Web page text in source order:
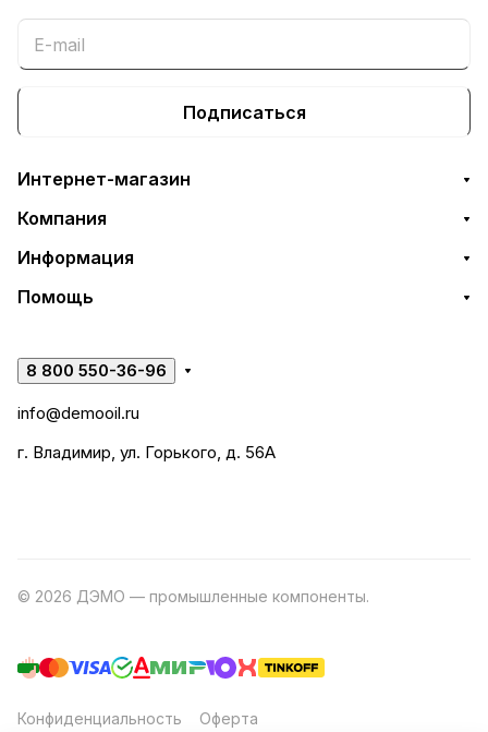
Подписаться
Интернет-магазин
Компания
Информация
Помощь
8 800 550-36-96
info@demooil.ru
г. Владимир, ул. Горького, д. 56А
© 2026 ДЭМО — промышленные компоненты.
Конфиденциальность Оферта